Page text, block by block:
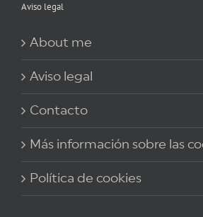
Aviso legal
About me
Aviso legal
Contacto
Más información sobre las
Política de cookies